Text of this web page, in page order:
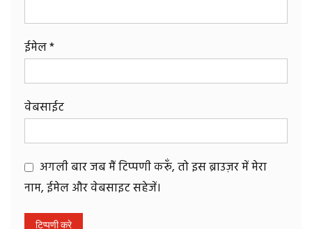
ईमेल*
वेबसाईट
अगली बार जब मैं टिप्पणी करूँ, तो इस ब्राउज़र में मेरा
नाम, ईमेल और वेबसाइट सहेजें।